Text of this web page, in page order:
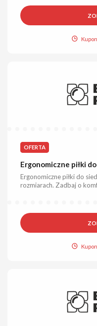
OFERTA
Ergonomiczne piłki
Ergonomiczne piłki do
rozmiarach. Zadbaj o